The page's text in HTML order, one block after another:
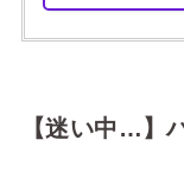
【迷い中…】